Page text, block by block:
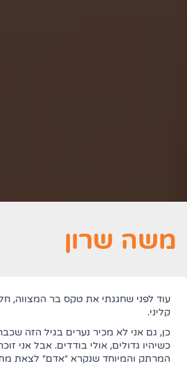
משה שרון
עוד לפני שחגגתי את טקס בר המצווה,
קליני.
כן, גם אני לא מכיר נערים בגיל הזה
כשיהיו גדולים, אולי בודדים. אבל אני
המרתק והמיוחד שנקרא "אדם" לצאת